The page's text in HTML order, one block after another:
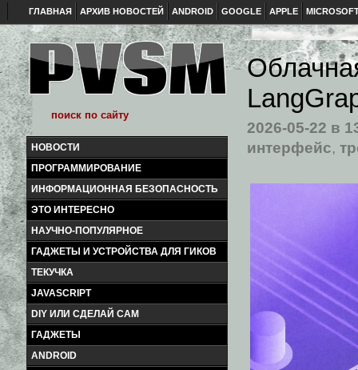
ГЛАВНАЯ АРХИВ НОВОСТЕЙ ANDROID GOOGLE APPLE
НОВОСТИ
ПРОГРАММИРОВАНИЕ
ИНФОРМАЦИОННАЯ БЕЗОПАСНОСТЬ
ЭТО ИНТЕРЕСНО
НАУЧНО-ПОПУЛЯРНОЕ
ГАДЖЕТЫ И УСТРОЙСТВА ДЛЯ ГИКОВ
ТЕКУЧКА
JAVASCRIPT
DIY ИЛИ СДЕЛАЙ САМ
ГАДЖЕТЫ
ANDROID
2026-05-22 в
интерфейс,